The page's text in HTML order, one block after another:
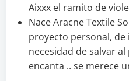
Aixxx el ramito de
Nace Aracne Textile
proyecto personal, de
necesidad de salvar
encanta .. se merece